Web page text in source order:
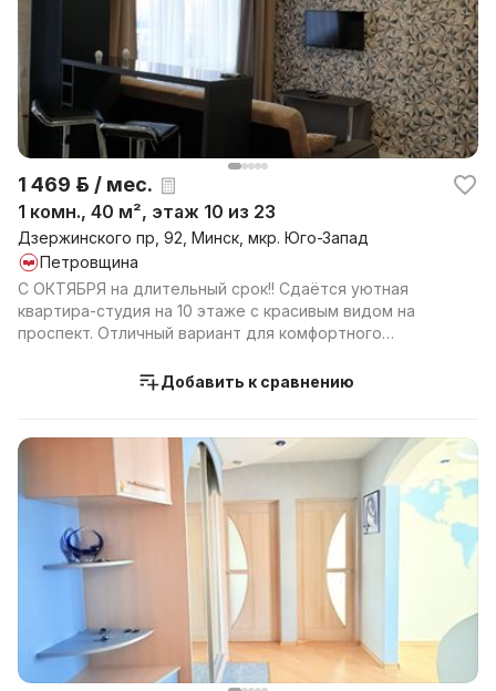
1 469 р. / мес.
1 комн., 40 м², этаж 10 из 23
Дзержинского пр, 92, Минск, мкр. Юго-Запад
Петровщина
С ОКТЯБРЯ на длительный срок!! Сдаётся уютная
квартира-студия на 10 этаже с красивым видом на
проспект. Отличный вариант для комфортного
Добавить к сравнению